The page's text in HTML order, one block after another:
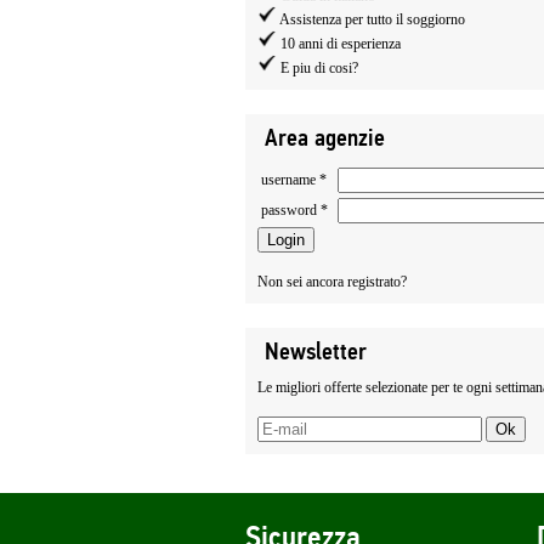
Assistenza per tutto il soggiorno
10 anni di esperienza
E piu di cosi?
Area agenzie
username *
password *
Non sei ancora registrato?
Newsletter
Le migliori offerte selezionate per te ogni